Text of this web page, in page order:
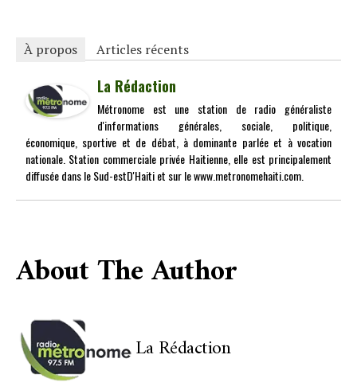
À propos Articles récents
La Rédaction
Métronome est une station de radio généraliste
d'informations générales, sociale, politique,
économique, sportive et de débat, à dominante parlée et à vocation
nationale. Station commerciale privée Haitienne, elle est principalement
diffusée dans le Sud-estD'Haiti et sur le www.metronomehaiti.com.
About The Author
La Rédaction